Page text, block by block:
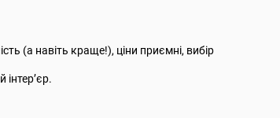
(а навіть краще!), ціни приємні, вибір